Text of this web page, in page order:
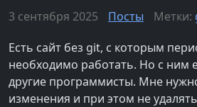
3 сентября 2025 Посты Метки:
Есть сайт без git, с которым
необходимо работать. Но с ним
другие программисты. Мне
изменения и при этом не